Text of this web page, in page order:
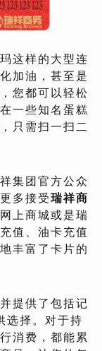
这样的大型连
加油，甚至是
您都可以轻松
一些知名蛋糕
只需扫一扫二
集团官方公众
多接受瑞祥商
上商城或是瑞
值、油卡充值
丰富了卡片的
提供了包括记
选择。对于持
消费，都能累